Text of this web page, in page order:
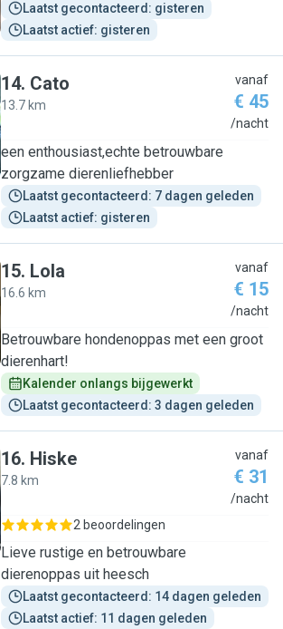
Laatst gecontacteerd: gisteren
Laatst actief: gisteren
14. Cato
13.7 km
vanaf
€ 45
/nacht
een enthousiast,echte betrouwbare
zorgzame dierenliefhebber
Laatst gecontacteerd: 7 dagen geleden
Laatst actief: gisteren
15. Lola
16.6 km
vanaf
€ 15
/nacht
Betrouwbare hondenoppas met een groot
dierenhart!
Kalender onlangs bijgewerkt
Laatst gecontacteerd: 3 dagen geleden
16. Hiske
7.8 km
vanaf
€ 31
/nacht
2 beoordelingen
Lieve rustige en betrouwbare
dierenoppas uit heesch
Laatst gecontacteerd: 14 dagen geleden
Laatst actief: 11 dagen geleden